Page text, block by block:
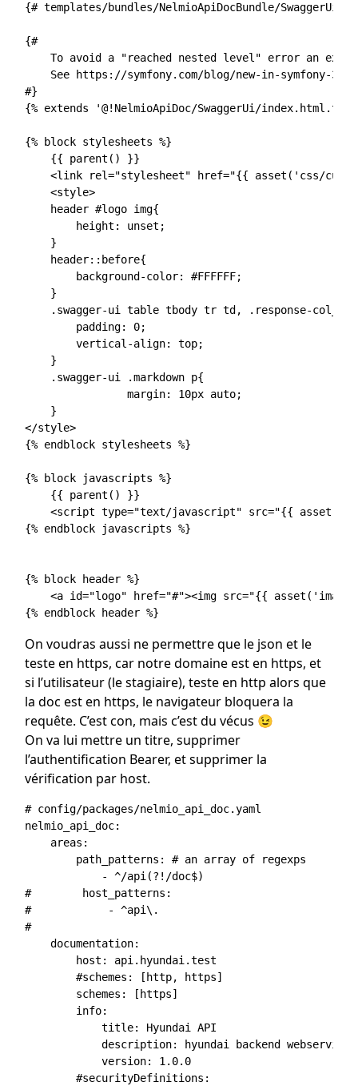
{# templates/bundles/NelmioApiDocBundle/
{#
To avoid a "reached nested level" error an
See https://symfony.com/blog/new-in-symfony-3-
#}
{% extends '@!NelmioApiDoc/SwaggerUi/
{% block stylesheets %}
    {{ parent() }}
<link rel="stylesheet" href="{{ asset('css/
    <style>
    header #logo img{
    }
    header::before{
    }
.swagger-ui table tbody tr td, .response-
    }
    .swagger-ui .markdown p{
		margin: 10px auto;
    }
</style>
{% endblock stylesheets %}
{% block javascripts %}
    {{ parent() }}
<script type="text/javascript" src="{{
{% endblock javascripts %}
{% block header %}
<a id="logo" href="#"><img src="{{
On voudras aussi ne permettre que le json et le
teste en https, car notre domaine est en https, et
si l’utilisateur (le stagiaire), teste en http alors que
la doc est en https, le navigateur bloquera la
requête. C’est con, mais c’est du vécus 😉
On va lui mettre un titre, supprimer
l’authentification Bearer, et supprimer la
vérification par host.
# config/packages/nelmio_api_doc.yaml
nelmio_api_doc:
    areas:
        path_patterns: # an array of regexps
            - ^/api(?!/doc$)
#        host_patterns:
#            - ^api\.
#
    documentation:
        host: api.hyundai.test
        #schemes: [http, https]
        schemes: [https]
        info:
            title: Hyundai API
            description: hyundai backend webservice
            version: 1.0.0
        #securityDefinitions: